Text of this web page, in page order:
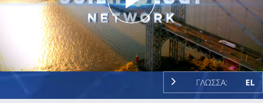
Play
Video
ΓΛΩΣΣΑ: EL